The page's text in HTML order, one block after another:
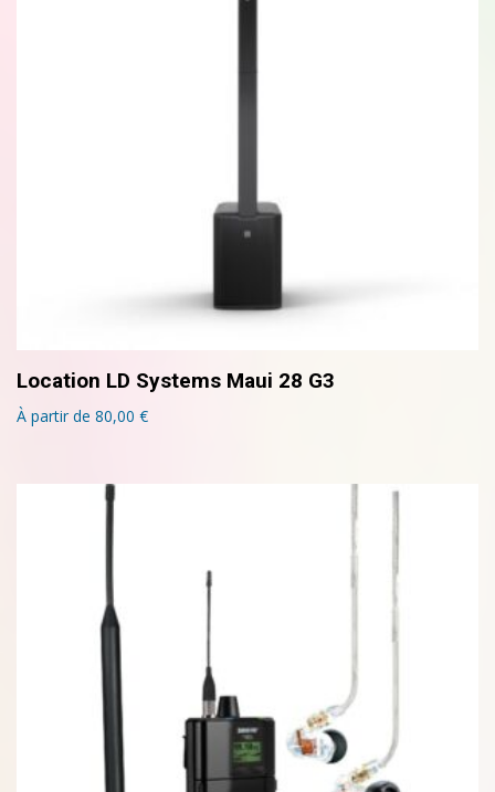
Location LD Systems Maui 28 G3
À partir de 80,00 €